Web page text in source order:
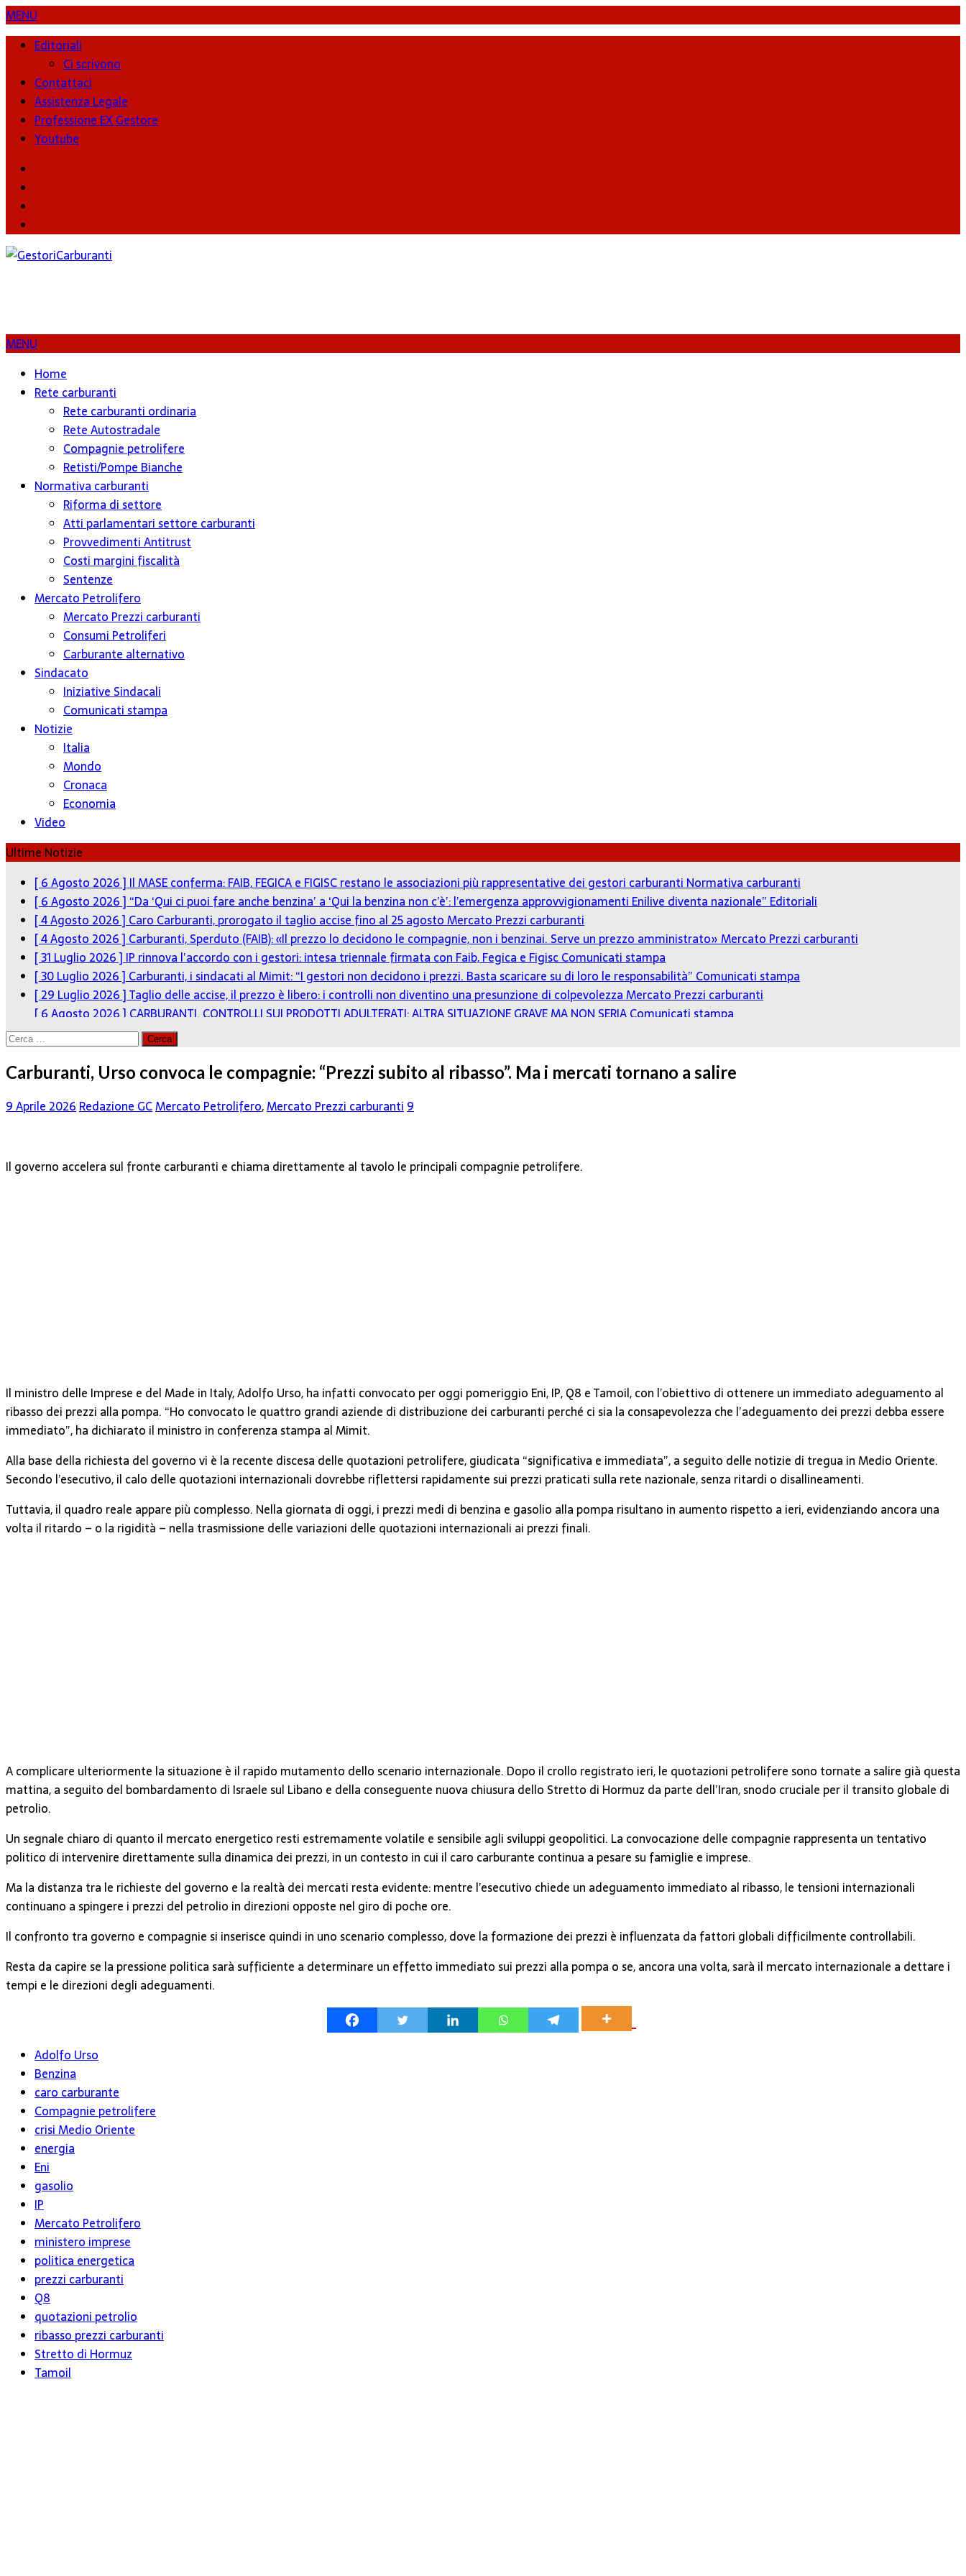
MENU
Editoriali
Ci scrivono
Contattaci
Assistenza Legale
Professione EX Gestore
Youtube
MENU
Home
Rete carburanti
Rete carburanti ordinaria
Rete Autostradale
Compagnie petrolifere
Retisti/Pompe Bianche
Normativa carburanti
Riforma di settore
Atti parlamentari settore carburanti
Provvedimenti Antitrust
Costi margini fiscalità
Sentenze
Mercato Petrolifero
Mercato Prezzi carburanti
Consumi Petroliferi
Carburante alternativo
Sindacato
Iniziative Sindacali
Comunicati stampa
Notizie
Italia
Mondo
Cronaca
Economia
Video
Ultime Notizie
[ 6 Agosto 2026 ] Il MASE conferma: FAIB, FEGICA e FIGISC restano le associazioni più rappresentative dei gestori carburanti Normativa carburanti
[ 6 Agosto 2026 ] “Da ‘Qui ci puoi fare anche benzina’ a ‘Qui la benzina non c’è’: l’emergenza approvvigionamenti Enilive diventa nazionale” Editoriali
[ 4 Agosto 2026 ] Caro Carburanti, prorogato il taglio accise fino al 25 agostoMercato Prezzi carburanti
[ 4 Agosto 2026 ] Carburanti, Sperduto (FAIB): «Il prezzo lo decidono le compagnie, non i benzinai. Serve un prezzo amministrato»Mercato Prezzi carburanti
[ 31 Luglio 2026 ] IP rinnova l’accordo con i gestori: intesa triennale firmata con Faib, Fegica e FigiscComunicati stampa
[ 30 Luglio 2026 ] Carburanti, i sindacati al Mimit: “I gestori non decidono i prezzi. Basta scaricare su di loro le responsabilità” Comunicati stampa
[ 29 Luglio 2026 ]Taglio delle accise, il prezzo è libero: i controlli non diventino una presunzione di colpevolezzaMercato Prezzi carburanti
[ 6 Agosto 2026 ] CARBURANTI. CONTROLLI SUI PRODOTTI ADULTERATI: ALTRA SITUAZIONE GRAVE MA NON SERIAComunicati stampa
Ricerca
per:
Carburanti, Urso convoca le compagnie: “Prezzi subito al ribasso”. Ma i mercati tornano a salire
9 Aprile 2026Redazione GCMercato Petrolifero,Mercato Prezzi carburanti9
Il governo accelera sul fronte carburanti e chiama direttamente al tavolo le principali compagnie petrolifere.
Il ministro delle Imprese e del Made in Italy,Adolfo Urso, ha infatti convocato per oggi pomeriggio Eni, IP, Q8 e Tamoil, con l’obiettivo di ottenere un immediato adeguamento al
ribasso dei prezzi alla pompa. “Ho convocato le quattro grandi aziende di distribuzione dei carburanti perché ci sia la consapevolezza che l’adeguamento dei prezzi debba essere
immediato”, ha dichiarato il ministro in conferenza stampa al Mimit.
Alla base della richiesta del governo vi è la recente discesa delle quotazioni petrolifere, giudicata “significativa e immediata”, a seguito delle notizie di tregua in Medio Oriente.
Secondo l’esecutivo, il calo delle quotazioni internazionali dovrebbe riflettersi rapidamente sui prezzi praticati sulla rete nazionale, senza ritardi o disallineamenti.
Tuttavia, il quadro reale appare più complesso. Nella giornata di oggi, i prezzi medi di benzina e gasolio alla pompa risultano in aumento rispetto a ieri, evidenziando ancora una
volta il ritardo – o la rigidità – nella trasmissione delle variazioni delle quotazioni internazionali ai prezzi finali.
A complicare ulteriormente la situazione è il rapido mutamento dello scenario internazionale. Dopo il crollo registrato ieri, le quotazioni petrolifere sono tornate a salire già questa
mattina, a seguito del bombardamento di Israele sul Libano e della conseguente nuova chiusura dello Stretto di Hormuz da parte dell’Iran, snodo cruciale per il transito globale di
petrolio.
Un segnale chiaro di quanto il mercato energetico resti estremamente volatile e sensibile agli sviluppi geopolitici. La convocazione delle compagnie rappresenta un tentativo
politico di intervenire direttamente sulla dinamica dei prezzi, in un contesto in cui il caro carburante continua a pesare su famiglie e imprese.
Ma la distanza tra le richieste del governo e la realtà dei mercati resta evidente: mentre l’esecutivo chiede un adeguamento immediato al ribasso, le tensioni internazionali
continuano a spingere i prezzi del petrolio in direzioni opposte nel giro di poche ore.
Il confronto tra governo e compagnie si inserisce quindi in uno scenario complesso, dove la formazione dei prezzi è influenzata da fattori globali difficilmente controllabili.
Resta da capire se la pressione politica sarà sufficiente a determinare un effetto immediato sui prezzi alla pompa o se, ancora una volta, sarà il mercato internazionale a dettare i
tempi e le direzioni degli adeguamenti.
Adolfo Urso
Benzina
caro carburante
Compagnie petrolifere
crisi Medio Oriente
energia
Eni
gasolio
IP
Mercato Petrolifero
ministero imprese
politica energetica
prezzi carburanti
Q8
quotazioni petrolio
ribasso prezzi carburanti
Stretto di Hormuz
Tamoil